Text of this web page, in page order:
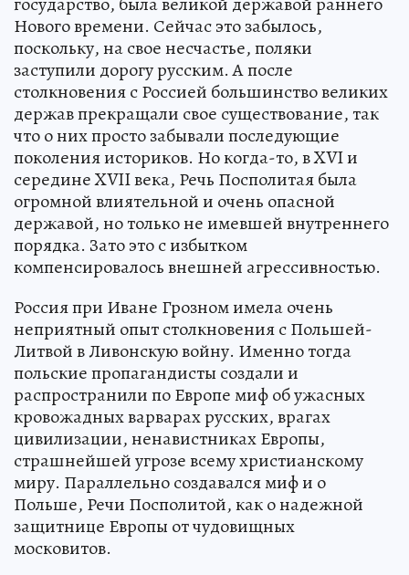
Нового времени. Сейчас это забылось,
поскольку, на свое несчастье, поляки
заступили дорогу русским. А после
столкновения с Россией большинство великих
держав прекращали свое существование, так
что о них просто забывали последующие
поколения историков. Но когда-то, в XVI и
середине XVII века, Речь Посполитая была
огромной влиятельной и очень опасной
державой, но только не имевшей внутреннего
порядка. Зато это с избытком
компенсировалось внешней агрессивностью.
Россия при Иване Грозном имела очень
неприятный опыт столкновения с Польшей-
Литвой в Ливонскую войну. Именно тогда
польские пропагандисты создали и
распространили по Европе миф об ужасных
кровожадных варварах русских, врагах
цивилизации, ненавистниках Европы,
страшнейшей угрозе всему христианскому
миру. Параллельно создавался миф и о
Польше, Речи Посполитой, как о надежной
защитнице Европы от чудовищных
московитов.